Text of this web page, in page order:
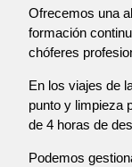
Ofrecemos una
formación
chóferes
En los viajes de
punto y limpieza
de 4 horas de
Podemos